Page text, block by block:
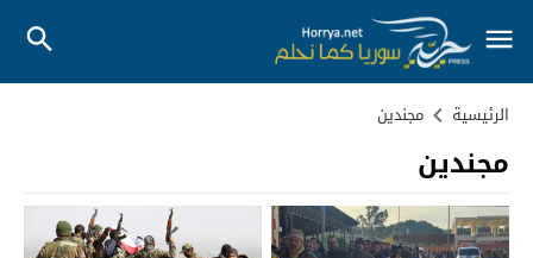
الرئيسية مجندين
مجندين